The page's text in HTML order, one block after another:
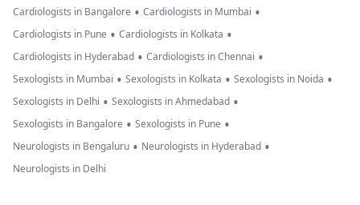
Cardiologists in Bangalore • Cardiologists in Mumbai •
Cardiologists in Pune • Cardiologists in Kolkata •
Cardiologists in Hyderabad • Cardiologists in Chennai •
Sexologists in Mumbai • Sexologists in Kolkata • Sexologists in Noida •
Sexologists in Delhi • Sexologists in Ahmedabad •
Sexologists in Bangalore • Sexologists in Pune •
Neurologists in Bengaluru • Neurologists in Hyderabad •
Neurologists in Delhi